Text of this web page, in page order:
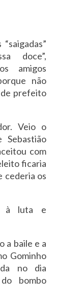
doce”,
amigos
não
prefeito
Veio o
com
ficaria
cederia os
à luta e
a baile e a
Gominho
no dia
bombo